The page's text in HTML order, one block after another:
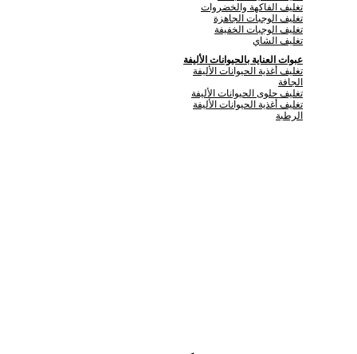
تغليف الفاكهة والخضروات
تغليف الوجبات الجاهزة
تغليف الوجبات الخفيفة
تغليف الشاي
عبوات العناية بالحيوانات الأليفة
تغليف أغذية الحيوانات الأليفة
تغليف حلوى الحيوانات الأليفة
تغليف أغذية الحيوانات الأليفة